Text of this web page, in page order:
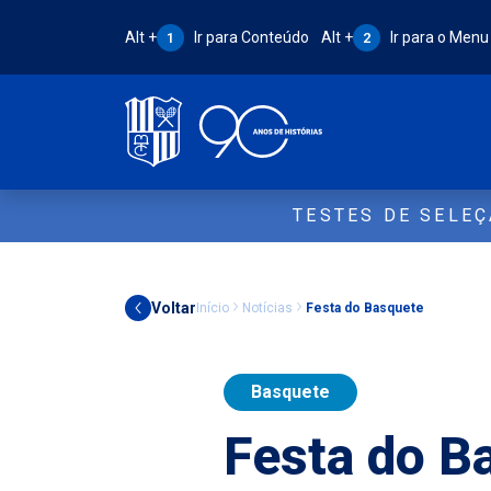
Atalho Alt + 1:
Alt + 1 Ir para Conteúdo Atalho Alt + 2:
Alt + 2 Ir para o Menu
TESTES DE
Voltar Início Notícias Festa do Basquete
Basquete
Festa do